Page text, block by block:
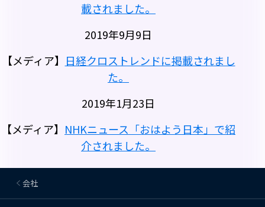
載されました。
2019年9月9日
【メディア】 日経クロストレンドに掲載されまし
た。
2019年1月23日
【メディア】 NHKニュース「おはよう日本」で紹
介されました。
会社